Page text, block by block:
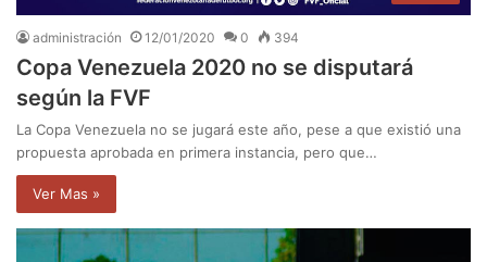
administración 12/01/2020 0 394
Copa Venezuela 2020 no se disputará
según la FVF
La Copa Venezuela no se jugará este año, pese a que existió una
propuesta aprobada en primera instancia, pero que…
Ver Mas »